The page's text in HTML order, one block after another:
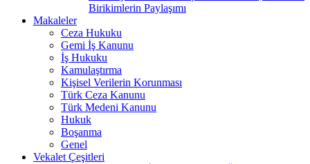
Birikimlerin Paylaşımı
Makaleler
Ceza Hukuku
Gemi İş Kanunu
İş Hukuku
Kamulaştırma
Kişisel Verilerin Korunması
Türk Ceza Kanunu
Türk Medeni Kanunu
Hukuk
Boşanma
Genel
Vekalet Çeşitleri